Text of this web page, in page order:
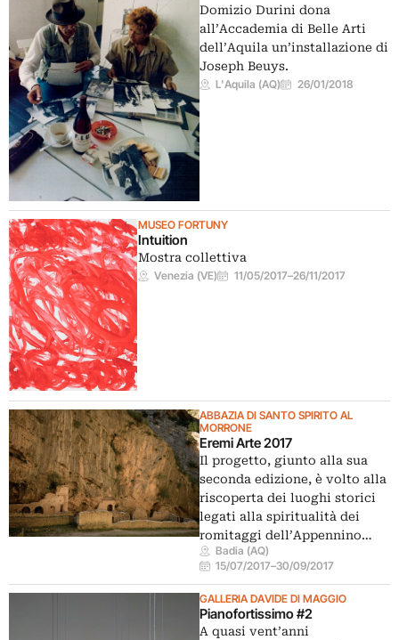
Domizio Durini dona
all’Accademia di Belle Arti
dell’Aquila un’installazione di
Joseph Beuys.
L'Aquila (AQ) 26/01/2018
MUSEO FORTUNY
Intuition
Mostra collettiva
Venezia (VE) 11/05/2017–26/11/2017
ABBAZIA DI SANTO SPIRITO AL
MORRONE
Eremi Arte 2017
Il progetto, giunto alla sua
seconda edizione, è volto alla
riscoperta dei luoghi storici
legati alla spiritualità dei
romitaggi dell’Appennino…
Badia (AQ)
15/07/2017–30/09/2017
GALLERIA DAVIDE DI MAGGIO
Pianofortissimo #2
A quasi vent’anni